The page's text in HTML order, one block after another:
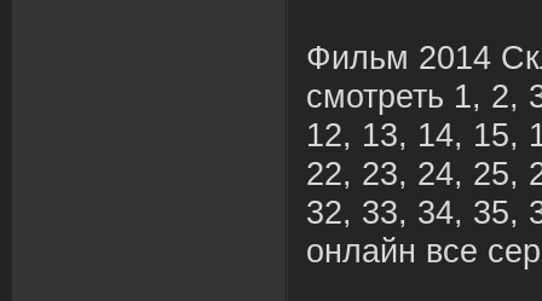
Фильм 2014
смотреть 1, 2,
12, 13, 14, 15,
22, 23, 24, 25,
32, 33, 34, 35,
онлайн все